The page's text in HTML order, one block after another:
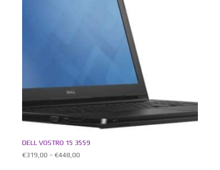
DELL VOSTRO 15 3559
€319,00 – €448,00